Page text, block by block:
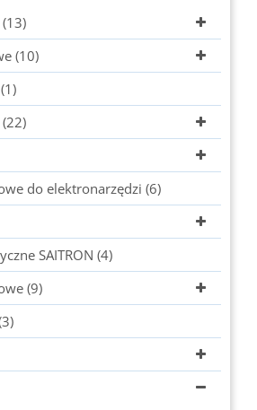
(10)
do elektronarzędzi (6)
SAITRON (4)
(9)